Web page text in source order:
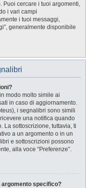
Puoi cercare i tuoi argomenti,
i vari campi
i tuoi messaggi,
generalmente disponibile
modo molto simile ai
in caso di aggiornamento.
i segnalibri sono simili
una notifica quando
La sottoscrizione, tuttavia, ti
a un argomento o in un
e sottoscrizioni possono
alla voce “Preferenze”.
specifico?